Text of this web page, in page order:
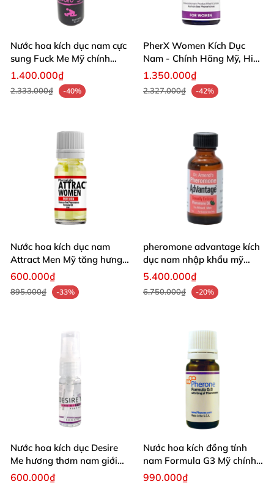
Nước hoa kích dục nam cực
sung Fuck Me Mỹ chính
hãng
1.400.000₫
2.333.000₫ -40%
PherX Women Kích Dục
Nam - Chính Hãng Mỹ, Hiệu
Quả Mạnh Mẽ
1.350.000₫
2.327.000₫ -42%
Nước hoa kích dục nam
Attract Men Mỹ tăng hưng
phấn kéo dài thời gian
600.000₫
895.000₫ -33%
pheromone advantage kích
dục nam nhập khẩu mỹ
dạng thoa 30ml
5.400.000₫
6.750.000₫ -20%
Nước hoa kích dục Desire
Me hương thơm nam giới
nhập khẩu Mỹ
600.000₫
Nước hoa kích đồng tính
nam Formula G3 Mỹ chính
hãng mùi hương quyến rũ
990.000₫